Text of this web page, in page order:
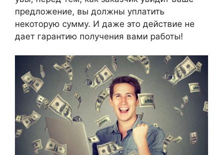
предложение, вы должны уплатить
некоторую сумму. И даже это действие не
дает гарантию получения вами работы!